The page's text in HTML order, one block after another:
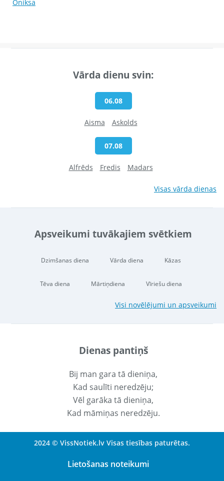
Oniksa
Vārda dienu svin:
06.08
Aisma Askolds
07.08
Alfrēds Fredis Madars
Visas vārda dienas
Apsveikumi tuvākajiem svētkiem
Dzimšanas diena Vārda diena Kāzas
Tēva diena Mārtiņdiena Vīriešu diena
Visi novēlējumi un apsveikumi
Dienas pantiņš
Bij man gara tā dieniņa,
Kad saulīti neredzēju;
Vēl garāka tā dieniņa,
Kad māmiņas neredzēju.
2024 © VissNotiek.lv Visas tiesības paturētas.
Lietošanas noteikumi